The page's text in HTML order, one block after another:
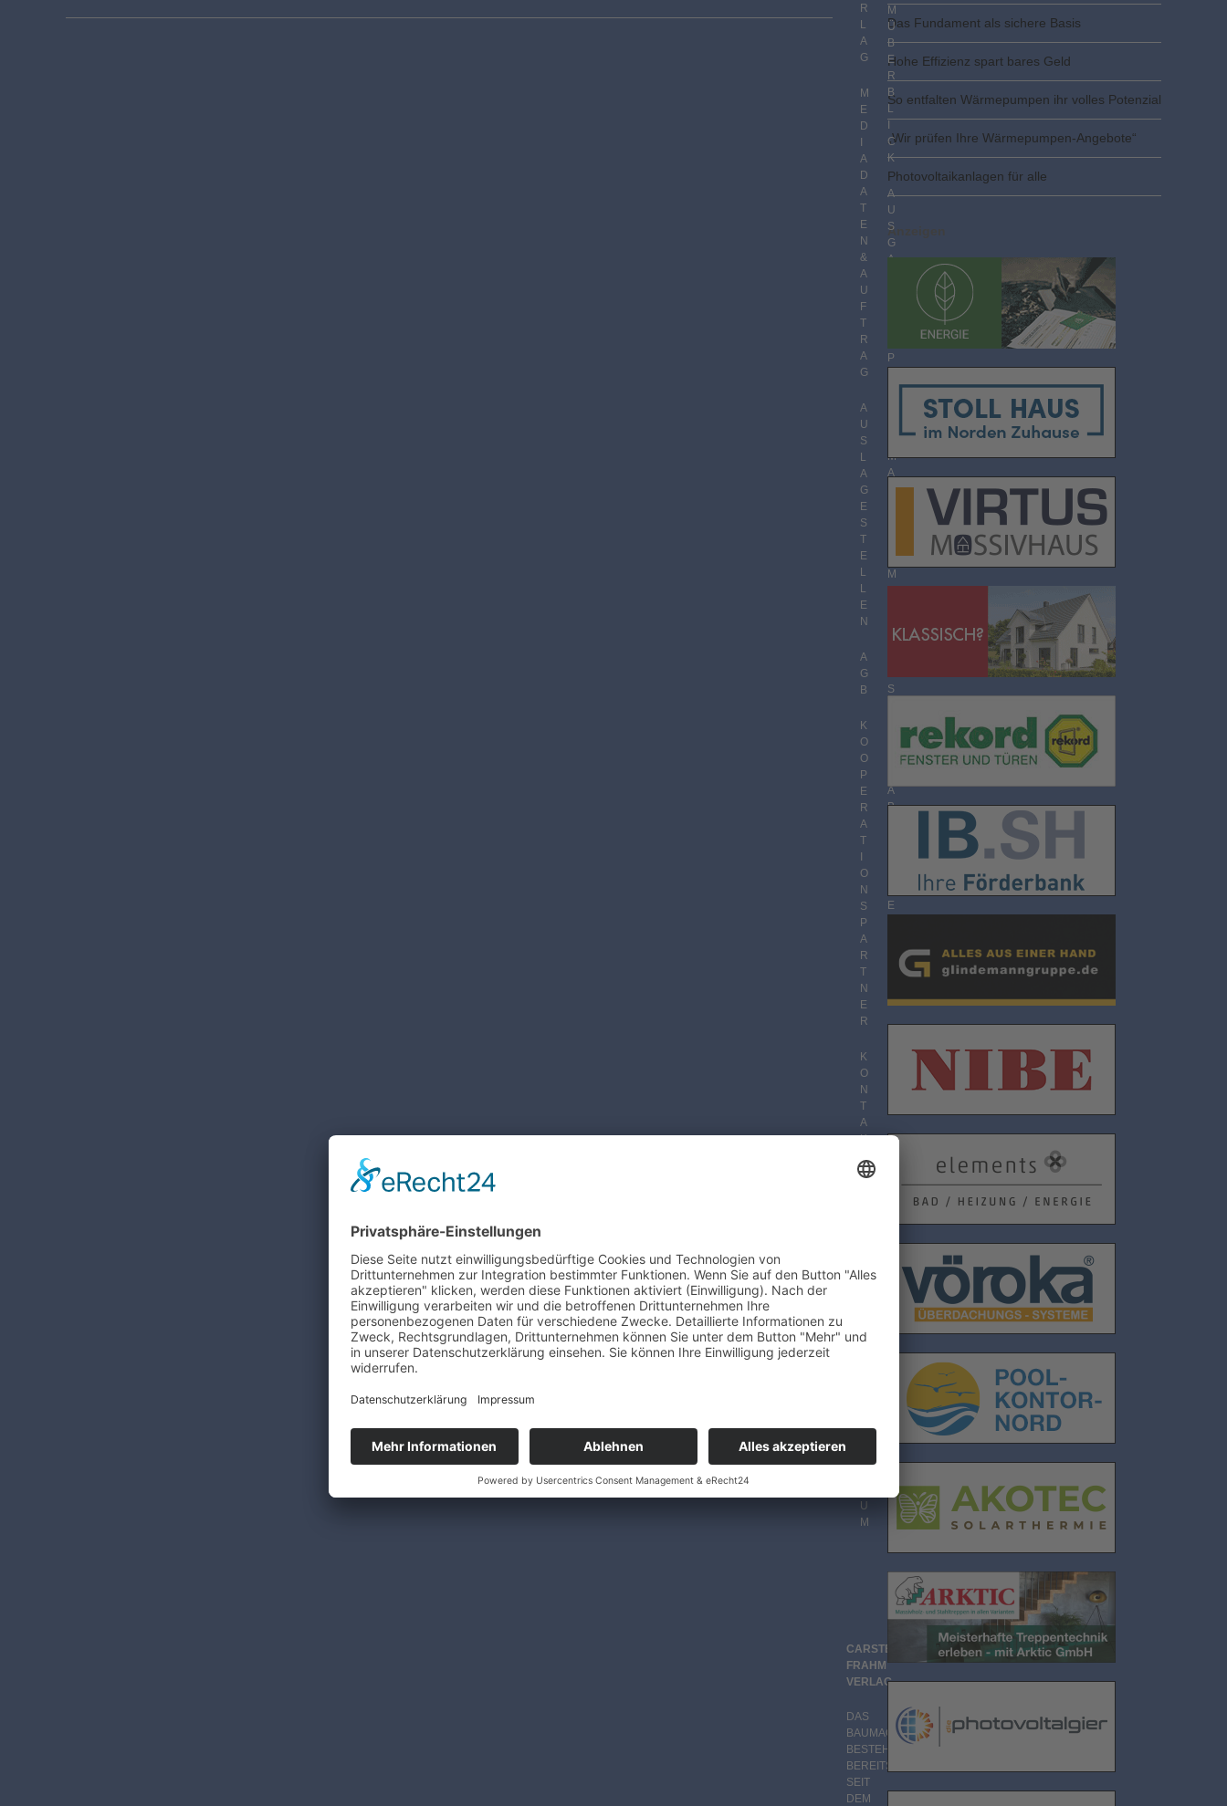
Das Fundament als sichere Basis
Hohe Effizienz spart bares Geld
So entfalten Wärmepumpen ihr volles Potenzial
„Wir prüfen Ihre Wärmepumpen-Angebote“
Photovoltaik­­anlagen für alle
Anzeigen
R
L
A
G
M
E
D
A
D
A
T
E
N
&
A
U
F
T
R
A
G
A
U
S
L
A
G
E
S
T
E
L
L
E
N
A
G
B
K
O
O
P
E
R
A
T
O
N
S
P
A
R
T
N
E
R
K
O
N
T
A
K
S
T
U
M
M
Ü
B
E
R
B
L
C
K
A
U
S
G
A
P
M
A
M
B
S
A
B
E
CARSTEN
FRAHM
VERLAG
DAS
BAUMAGAZIN
BESTEHT
BEREITS
SEIT
DEM